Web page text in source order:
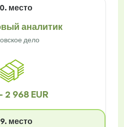
место
аналитик
дело
2 968 EUR
место